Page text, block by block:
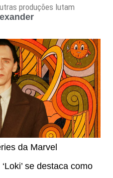
produções lutam
da Marvel
se destaca como